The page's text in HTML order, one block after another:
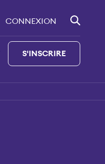
S'INSCRIRE
CONNEXION